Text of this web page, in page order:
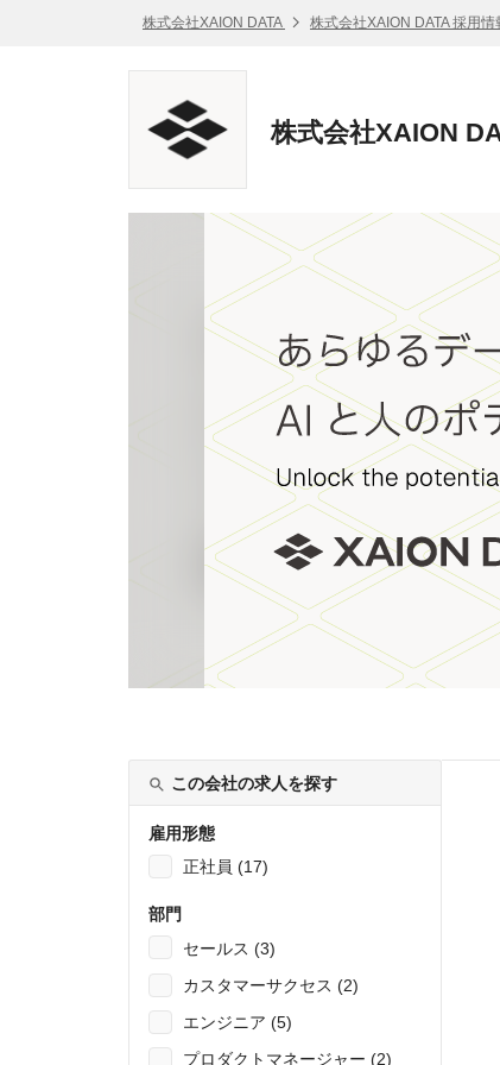
株式会社XAION DATA 株式会社XAION DATA 採用情
株式会社XAION
この会社の求人を探す
雇用形態
正社員 (17)
部門
セールス (3)
カスタマーサクセス (2)
エンジニア (5)
プロダクトマネージャー (2)